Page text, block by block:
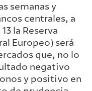
semanas y
centrales, a
la Reserva
Europeo) será
que, no lo
negativo
y positivo en